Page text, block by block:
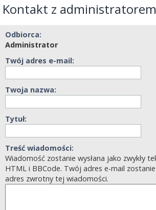
Kontakt z
Odbiorca:
Administrator
Twój adres e-mail:
Twoja nazwa:
Tytuł:
Treść wiadomości:
Wiadomość zostanie wysłana jako zwykły
HTML i BBCode. Twój adres e-mail
adres zwrotny tej wiadomości.